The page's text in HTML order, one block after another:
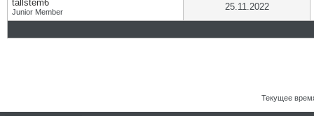
tallstem6
Junior Member 25.11.2022
Текущее